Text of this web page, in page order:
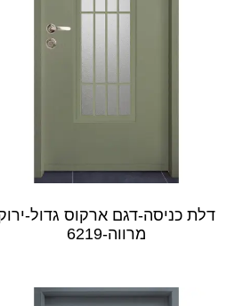
דלת כניסה-דגם ארקוס גדול-
מרווה-6219